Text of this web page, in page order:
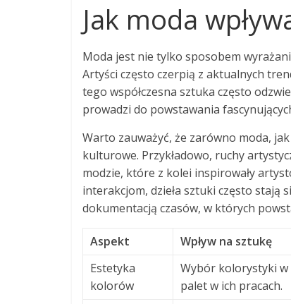
Jak moda
Moda jest nie tylko sposobem
Artyści często czerpią z aktualnych
tego współczesna sztuka często
prowadzi do powstawania
Warto zauważyć, że zarówno moda,
kulturowe. Przykładowo, ruchy
modzie, które z kolei inspirowały
interakcjom, dzieła sztuki często stają
dokumentacją czasów, w których
Aspekt
Wpływ na sztukę
Estetyka
kolorów
Wybór kolorystyki
palet w ich pracach.